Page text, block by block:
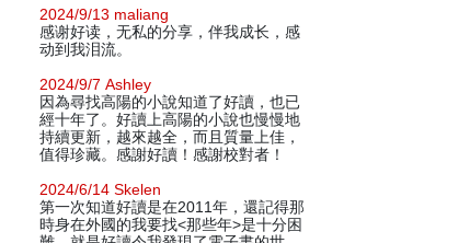
2024/9/13 maliang
感谢好读，无私的分享，伴我成长，感
动到我泪流。
2024/9/7 Ashley
因為尋找高陽的小說知道了好讀，也已
經十年了。好讀上高陽的小說也慢慢地
持續更新，越來越全，而且質量上佳，
值得珍藏。感謝好讀！感謝校對者！
2024/6/14 Skelen
第一次知道好讀是在2011年，還記得那
時身在外國的我要找<那些年>是十分困